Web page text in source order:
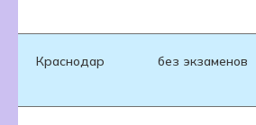
Краснодар без экзаменов